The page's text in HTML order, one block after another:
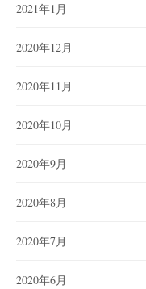
2021年1月
2020年12月
2020年11月
2020年10月
2020年9月
2020年8月
2020年7月
2020年6月